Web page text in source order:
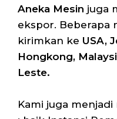
Aneka Mesin juga
ekspor. Beberapa
kirimkan ke USA,
Hongkong,
Leste.
Kami juga